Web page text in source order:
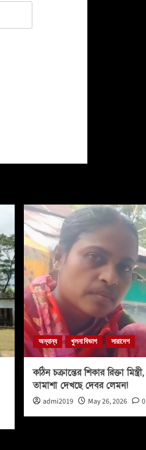
অন্যান্য খুলনা বিভাগ সারাদেশ
কঠিন চক্রান্তের শিকার রিক্তা মিস্ত্রী,
তামাশা দেখছে দেবর লেমন!
admi2019 May 26, 2026 0